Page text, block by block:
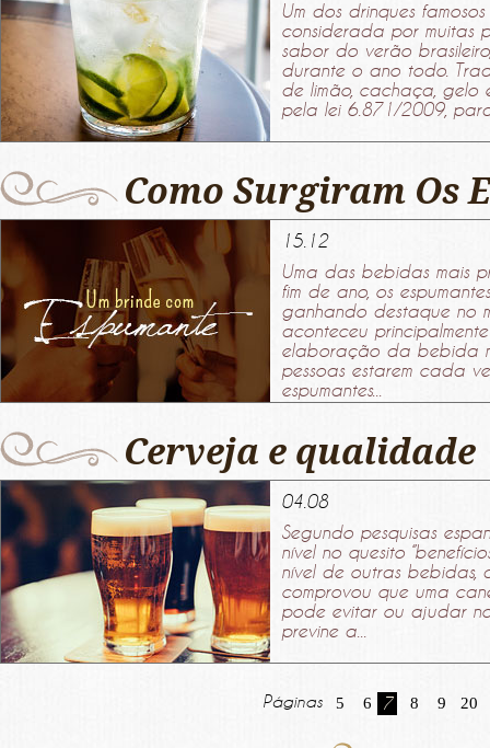
Um dos drinques
considerada por muitas
sabor do verão
durante o ano todo.
de limão, cachaça, gelo
pela lei 6.871/2009,
Como Surgiram Os
15.12
Uma das bebidas mais
fim de ano, os
ganhando destaque no
aconteceu
elaboração da bebida
pessoas estarem cada
espumantes...
Cerveja e qualidade
04.08
Segundo pesquisas
nível no quesito
nível de outras bebidas,
comprovou que uma
pode evitar ou ajudar
previne a...
Páginas 5 6 7 8 9 20